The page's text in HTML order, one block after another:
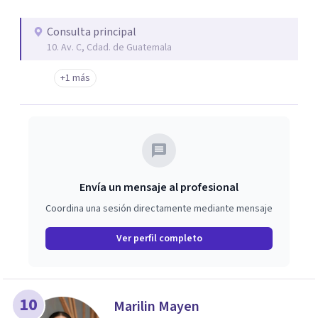
Consulta principal
10. Av. C, Cdad. de Guatemala
+1 más
Envía un mensaje al profesional
Coordina una sesión directamente mediante mensaje
Ver perfil completo
10 Marilin Mayen